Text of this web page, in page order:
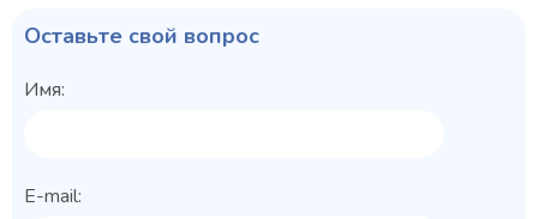
Оставьте свой вопрос
Имя:
E-mail: